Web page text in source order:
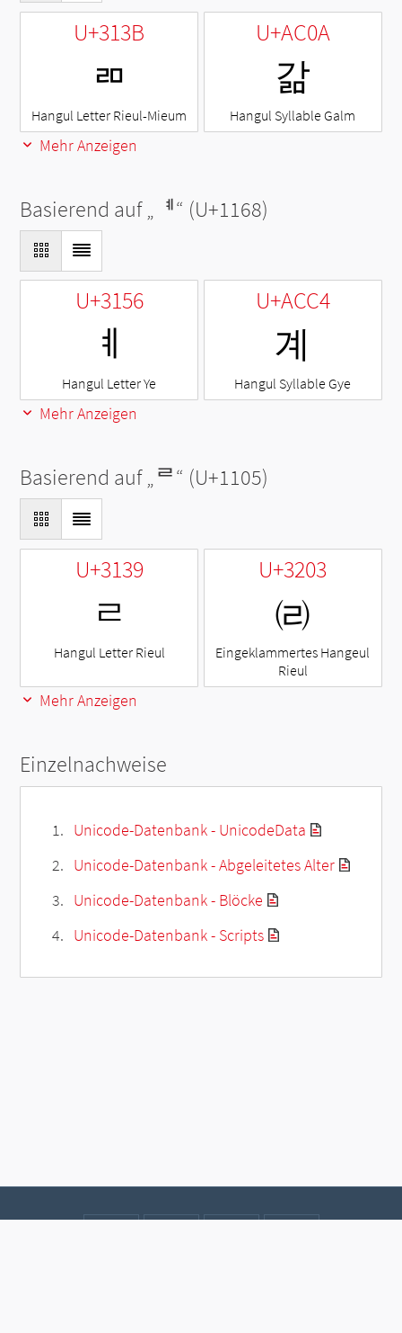
U+313B
ㄻ
Hangul Letter Rieul-Mieum
U+AC0A
갊
Hangul Syllable Galm
Mehr Anzeigen
Basierend auf „ ᅨ“ (U+1168)
U+3156
ㅖ
Hangul Letter Ye
U+ACC4
계
Hangul Syllable Gye
Mehr Anzeigen
Basierend auf „ᄅ“ (U+1105)
U+3139
ㄹ
Hangul Letter Rieul
U+3203
㈃
Eingeklammertes Hangeul
Rieul
Mehr Anzeigen
Einzelnachweise
Unicode-Datenbank - UnicodeData
Unicode-Datenbank - Abgeleitetes Alter
Unicode-Datenbank - Blöcke
Unicode-Datenbank - Scripts